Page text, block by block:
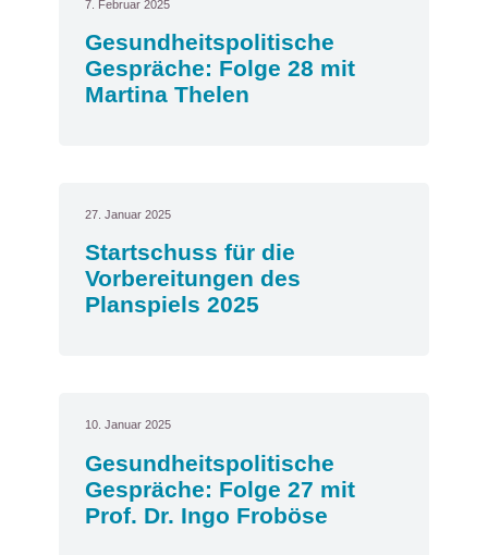
7. Februar 2025
Gesundheitspolitische
Gespräche: Folge 28 mit
Martina Thelen
27. Januar 2025
Startschuss für die
Vorbereitungen des
Planspiels 2025
10. Januar 2025
Gesundheitspolitische
Gespräche: Folge 27 mit
Prof. Dr. Ingo Froböse